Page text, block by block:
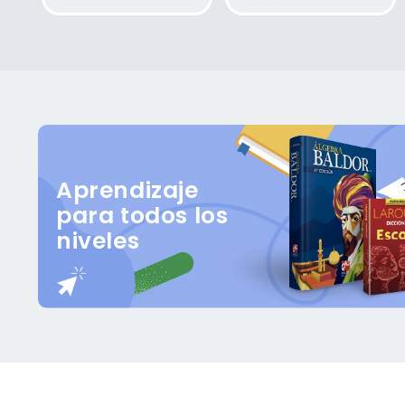
habitual habitual
Aprendizaje
para todos los
niveles